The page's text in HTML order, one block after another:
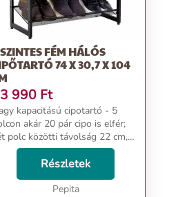
FÉM HÁLÓS
74 X 30,7 X 104
990 Ft
kapacitású cipotartó - 5
akár 20 pár cipo is elfér;
polc közötti távolság 22 cm,
csizma, magassarkú cipo
cipo számára Állítható
- beépített fém drótháló
Részletek
Pepita